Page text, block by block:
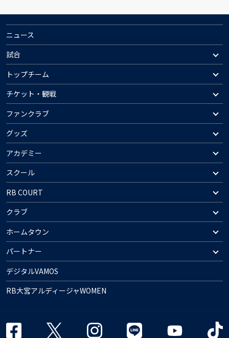
ニュース
試合
トップチーム
チケット・観戦
ファンクラブ
グッズ
アカデミー
スクール
RB COURT
クラブ
ホームタウン
パートナー
デジタルVAMOS
RB大宮アルディージャWOMEN